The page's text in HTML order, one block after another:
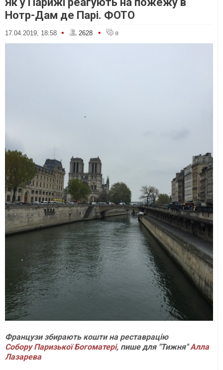
Нотр-Дам де Парі. ФОТО
17.04.2019, 18:58 • 2628 • 0
Французи збирають кошти на реставрацію
Собору Паризької Богоматері, пише для "Тижня"Алла
Лазарева